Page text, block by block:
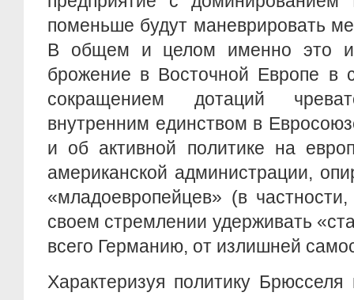
поменьше будут маневрировать
В общем и целом именно это и
брожение в Восточной Европе в
сокращением дотаций
внутренним единством в
и об активной политике на
американской администрации,
«младоевропейцев» (в
своем стремлении удерживать
всего Германию, от излишней
Характеризуя политику